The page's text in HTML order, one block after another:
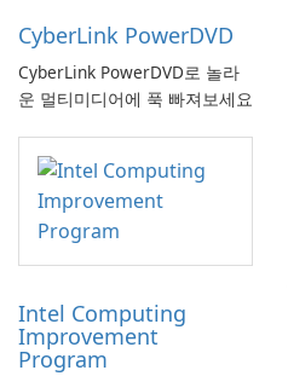
CyberLink PowerDVD
CyberLink PowerDVD로 놀라
운 멀티미디어에 푹 빠져보세요
Intel Computing
Improvement
Program